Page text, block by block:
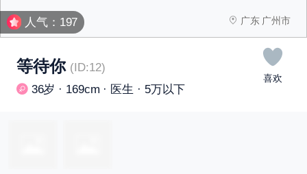
人气：197 广东 广州市
等待你 (ID:12)
36岁 · 169cm · 医生 · 5万以下
喜欢